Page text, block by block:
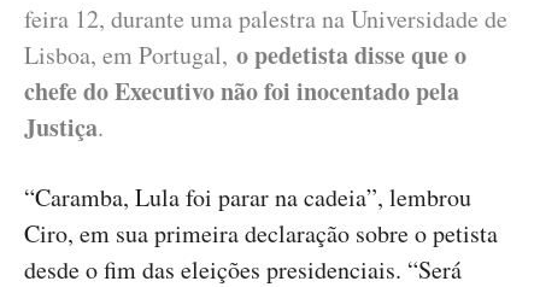
feira 12, durante uma palestra na Universidade de
Lisboa, em Portugal, o pedetista disse que o
chefe do Executivo não foi inocentado pela
Justiça.
“Caramba, Lula foi parar na cadeia”, lembrou
Ciro, em sua primeira declaração sobre o petista
desde o fim das eleições presidenciais. “Será